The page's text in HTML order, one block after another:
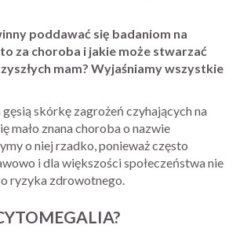
poddawać się badaniom na
za choroba i jakie może stwarzać
mam? Wyjaśniamy wszystkie
skórkę zagrożeń czyhających na
mało znana choroba o nazwie
o niej rzadko, ponieważ często
i dla większości społeczeństwa nie
ryzyka zdrowotnego.